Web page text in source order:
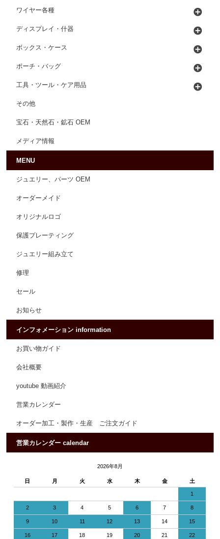
ワイヤー各種
ディスプレイ・什器
ボックス・ケース
ポーチ・バッグ
工具・ツール・ケア用品
その他
宝石・天然石・鉱石 OEM
メディア情報
MENU
ジュエリー、パーツ OEM
オーダーメイド
オリジナルロゴ
保護プレーティング
ジュエリー組み立て
修理
セール
お知らせ
インフォメーション information
お買い物ガイド
会社概要
youtube 動画紹介
営業カレンダー
オーダー加工・製作・生産 ご注文ガイド
営業カレンダー calendar
2026年8月
日 月 火 水 木 金 土
1
2 3 4 5 6 7 8
9 10 11 12 13 14 15
16 17 18 19 20 21 22